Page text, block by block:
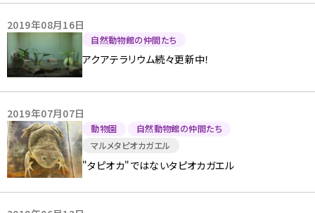
2019年08月16日
自然動物館の仲間たち
アクアテラリウム続々更新中！
2019年07月07日
動物園
自然動物館の仲間たち
マルメタピオカガエル
"タピオカ"ではないタピオカガエル